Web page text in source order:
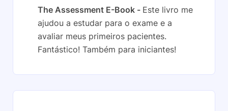
The Assessment E-Book
Este livro me
ajudou a estudar para o exame e a
avaliar meus primeiros pacientes.
Fantástico! Também para iniciantes!